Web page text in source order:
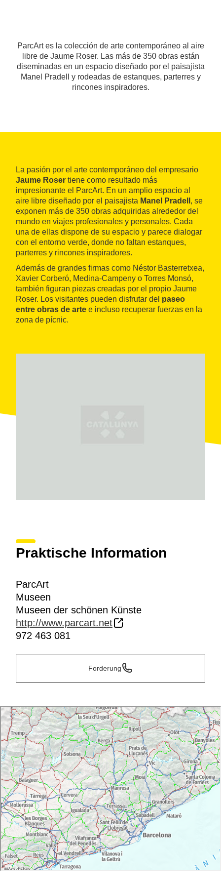
ParcArt es la colección de arte contemporáneo al aire
libre de Jaume Roser. Las más de 350 obras están
diseminadas en un espacio diseñado por el paisajista
Manel Pradell y rodeadas de estanques, parterres y
rincones inspiradores.
La pasión por el arte contemporáneo del empresario
Jaume Roser tiene como resultado más
impresionante el ParcArt. En un amplio espacio al
aire libre diseñado por el paisajista Manel Pradell , se
exponen más de 350 obras adquiridas alrededor del
mundo en viajes profesionales y personales. Cada
una de ellas dispone de su espacio y parece dialogar
con el entorno verde, donde no faltan estanques,
parterres y rincones inspiradores.
Además de grandes firmas como Néstor Basterretxea,
Xavier Corberó, Medina-Campeny o Torres Monsó,
también figuran piezas creadas por el propio Jaume
Roser. Los visitantes pueden disfrutar del paseo
entre obras de arte e incluso recuperar fuerzas en la
zona de pícnic.
Praktische Information
ParcArt
Museen
Museen der schönen Künste
http://www.parcart.net
972 463 081
Forderung